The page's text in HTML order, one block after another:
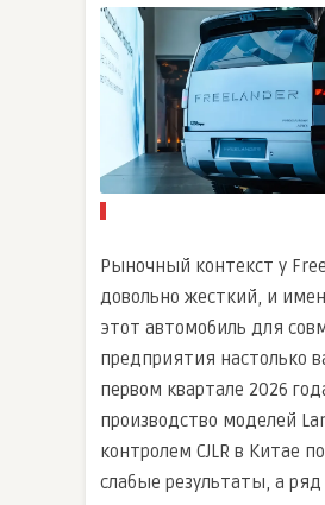
Рыночный контекст у
довольно жесткий, и
этот автомобиль для
предприятия настолько
первом квартале 2026
производство моделей
контролем CJLR в Китае
слабые результаты, а ряд